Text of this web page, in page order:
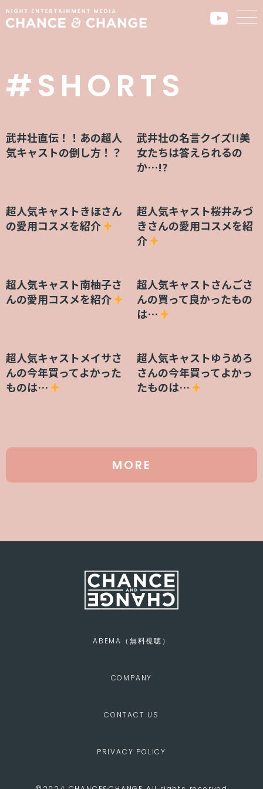
#SHORTS
武井壮直伝！！あの超人
気キャストの倒し方！？
武井壮の名言クイズ!!美
女たちは答えられるの
か…!?
超人気キャストきほさん
の愛用コスメを紹介
超人気キャスト桜井みづ
きさんの愛用コスメを紹
介
超人気キャスト南柚子さ
んの愛用コスメを紹介
超人気キャストさんごさ
んの買って良かったもの
は…
超人気キャストメイサさ
んの今年買ってよかった
ものは…
超人気キャストゆうめろ
さんの今年買ってよかっ
たものは…
MORE
ABEMA（無料視聴）
COMPANY
CONTACT US
PRIVACY POLICY